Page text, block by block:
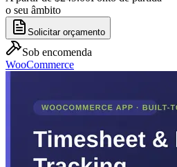
o seu âmbito
Solicitar orçamento
Sob encomenda
WooCommerce